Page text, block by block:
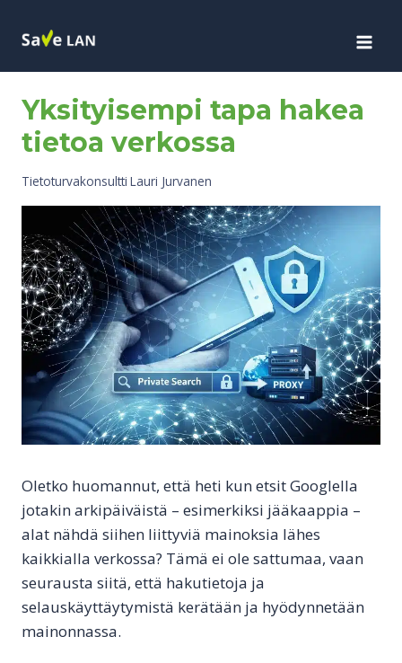
sisältöön
Yksityisempi tapa hakea
tietoa verkossa
Tietoturvakonsultti Lauri Jurvanen
Oletko huomannut, että heti kun etsit Googlella
jotakin arkipäiväistä – esimerkiksi jääkaappia –
alat nähdä siihen liittyviä mainoksia lähes
kaikkialla verkossa? Tämä ei ole sattumaa, vaan
seurausta siitä, että hakutietoja ja
selauskäyttäytymistä kerätään ja hyödynnetään
mainonnassa.